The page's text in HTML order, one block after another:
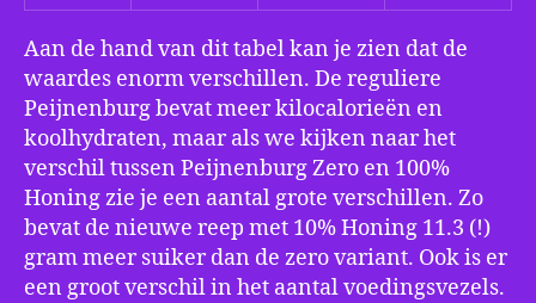
Aan de hand van dit tabel kan je zien dat de
waardes enorm verschillen. De reguliere
Peijnenburg bevat meer kilocalorieën en
koolhydraten, maar als we kijken naar het
verschil tussen Peijnenburg Zero en 100%
Honing zie je een aantal grote verschillen. Zo
bevat de nieuwe reep met 10% Honing 11.3 (!)
gram meer suiker dan de zero variant. Ook is er
een groot verschil in het aantal voedingsvezels.